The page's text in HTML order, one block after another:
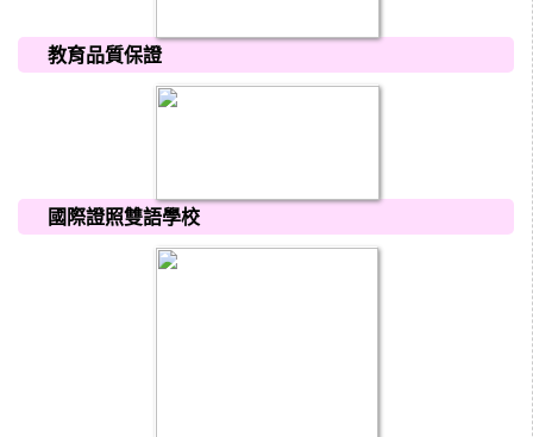
教育品質保證
國際證照雙語學校